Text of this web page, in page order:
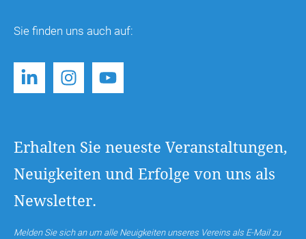
Sie finden uns auch auf:
Erhalten Sie neueste Veranstaltungen,
Neuigkeiten und Erfolge von uns als
Newsletter.
Melden Sie sich an um alle Neuigkeiten unseres Vereins als E-Mail zu